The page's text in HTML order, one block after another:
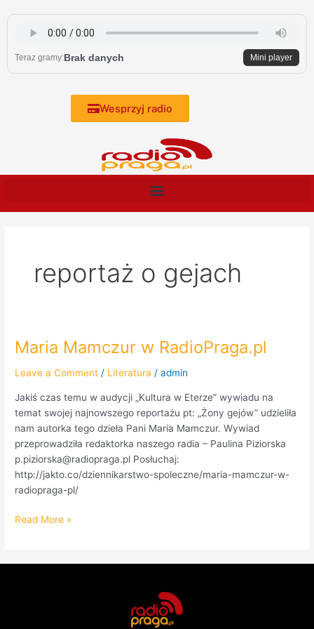
content
Teraz gramy:Brak danych Mini player
Wesprzyj radio
reportaż o gejach
Maria Mamczur w RadioPraga.pl
Leave a Comment / Literatura /admin
Jakiś czas temu w audycji „Kultura w Eterze” wywiadu na
temat swojej najnowszego reportażu pt: „Żony gejów” udzieliła
nam autorka tego dzieła Pani Maria Mamczur. Wywiad
przeprowadziła redaktorka naszego radia – Paulina Piziorska
p.piziorska@radiopraga.pl Posłuchaj:
http://jakto.co/dziennikarstwo-spoleczne/maria-mamczur-w-
radiopraga-pl/
Maria
w
Read More »